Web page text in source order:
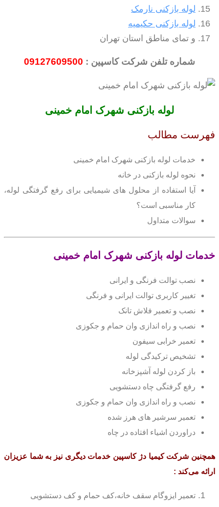
لوله بازکنی نارمک
لوله بازکنی حکیمیه
و تمای مناطق استان تهران
شماره تلفن شرکت کاسپین : 09127609500
لوله بازکنی شهرک امام خمینی
فهرست مطالب
خدمات لوله بازکنی شهرک امام خمینی
نحوه لوله بازکنی در خانه
آیا استفاده از محلول های شیمیایی برای رفع گرفتگی لوله،
کار مناسبی است؟
سوالات متداول
خدمات لوله بازکنی شهرک امام خمینی
نصب توالت فرنگی و ایرانی
تغییر کاربری توالت ایرانی و فرنگی
نصب و تعمیر فلاش تانک
نصب و راه اندازی وان حمام و جکوزی
تعمیر خرابی سیفون
تشخیص ترکیدگی لوله
باز کردن لوله آشپزخانه
رفع گرفتگی چاه دستشویی
نصب و راه اندازی وان حمام و جکوزی
تعمیر سرشیر های هرز شده
دراوردن اشیاء افتاده در چاه
همچنین شرکت کیمیا دژ کاسپین خدمات دیگری نیز به شما عزیزان
ارائه می‌کند :
تعمیر ایزوگام سقف خانه،کف حمام و کف دستشویی